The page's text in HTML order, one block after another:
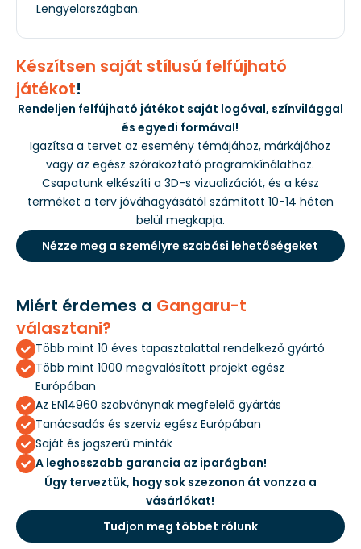
Lengyelországban.
Készítsen saját stílusú felfújható
játékot!
Rendeljen felfújható játékot saját logóval, színvilággal
és egyedi formával!
Igazítsa a tervet az esemény témájához, márkájához
vagy az egész szórakoztató programkínálathoz.
Csapatunk elkészíti a 3D-s vizualizációt, és a kész
terméket a terv jóváhagyásától számított 10-14 héten
belül megkapja.
Nézze meg a személyre szabási lehetőségeket
Miért érdemes a Gangaru-t
választani?
Több mint 10 éves tapasztalattal rendelkező gyártó
Több mint 1000 megvalósított projekt egész
Európában
Az EN14960 szabványnak megfelelő gyártás
Tanácsadás és szerviz egész Európában
Saját és jogszerű minták
A leghosszabb garancia az iparágban!
Úgy terveztük, hogy sok szezonon át vonzza a
vásárlókat!
Tudjon meg többet rólunk